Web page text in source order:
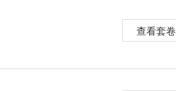
查看套卷